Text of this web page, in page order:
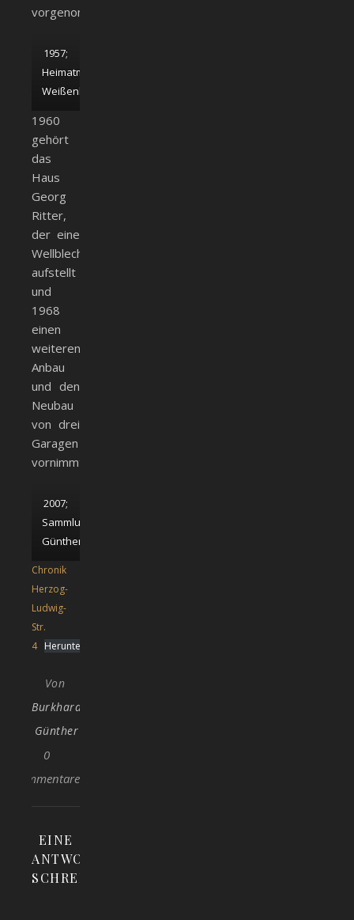
vorgenommen.
1957;
Heimatmuseum
Weißenhorn
1960
gehört
das
Haus
Georg
Ritter,
der eine
Wellblechgarage
aufstellt
und
1968
einen
weiteren
Anbau
und den
Neubau
von drei
Garagen
vornimmt.
2007;
Sammlung
Günther
Chronik
Herzog-
Ludwig-
Str.
4 Herunterladen
Von
Burkhard
Günther
0
Kommentare
EINE
ANTWORT
SCHREIBEN